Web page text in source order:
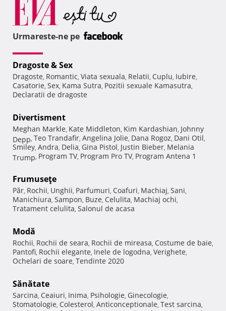
Urmareste-ne pe
Dragoste & Sex
Dragoste, Romantic, Viata sexuala, Relatii, Cuplu, Iubire,
Casatorie, Sex, Kama Sutra, Pozitii sexuale Kamasutra,
Declaratii de dragoste
Divertisment
Meghan Markle, Kate Middleton, Kim Kardashian, Johnny
Depp, Teo Trandafir, Angelina Jolie, Dana Rogoz, Dani Otil,
Smiley, Andra, Delia, Gina Pistol, Justin Bieber, Melania
Trump, Program TV, Program Pro TV, Program Antena 1
Frumuseţe
Păr, Rochii, Unghii, Parfumuri, Coafuri, Machiaj, Sani,
Manichiura, Sampon, Buze, Celulita, Machiaj ochi,
Tratament celulita, Salonul de acasa
Modă
Rochii, Rochii de seara, Rochii de mireasa, Costume de baie,
Pantofi, Rochii elegante, Inele de logodna, Verighete,
Ochelari de soare, Tendinte 2020
Sănătate
Sarcina, Ceaiuri, Inima, Psihologie, Ginecologie,
Stomatologie, Colesterol, Anticonceptionale, Test sarcina,